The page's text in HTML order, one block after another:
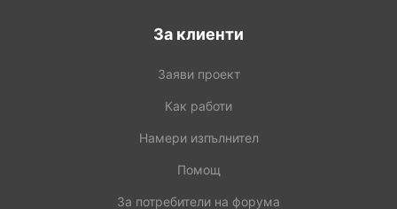
За клиенти
Заяви проект
Как работи
Намери изпълнител
Помощ
За потребители на форума